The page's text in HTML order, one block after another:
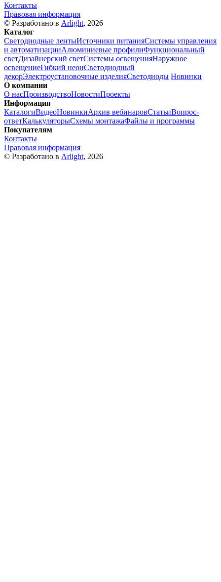
Контакты
Правовая информация
© Разработано в Arlight, 2026
Каталог
Светодиодные лентыИсточники питанияСистемы управления
и автоматизацииАлюминиевые профилиФункциональный
светДизайнерский светСистемы освещенияНаружное
освещениеГибкий неонСветодиодный
декорЭлектроустановочные изделияСветодиоды Новинки
О компании
О насПроизводствоНовостиПроекты
Информация
КаталогиВидеоНовинкиАрхив вебинаровСтатьиВопрос-
ответКалькуляторыСхемы монтажаФайлы и программы
Покупателям
Контакты
Правовая информация
© Разработано в Arlight, 2026